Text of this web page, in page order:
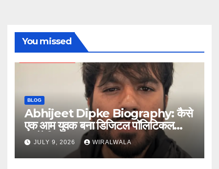
You missed
BLOG
Abhijeet Dipke Biography: कैसे
एक आम युवक बना डिजिटल पॉलिटिकल
स्ट्रैटेजिस्ट
JULY 9, 2026 WIRALWALA